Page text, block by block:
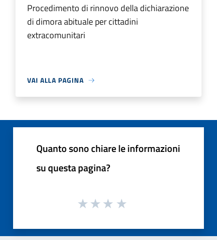
Procedimento di rinnovo della dichiarazione
di dimora abituale per cittadini
extracomunitari
VAI ALLA PAGINA
Quanto sono chiare le informazioni
su questa pagina?